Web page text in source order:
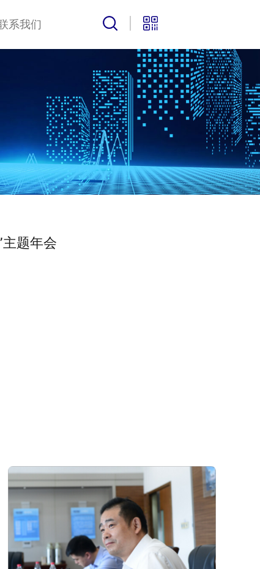
系我们
题年会